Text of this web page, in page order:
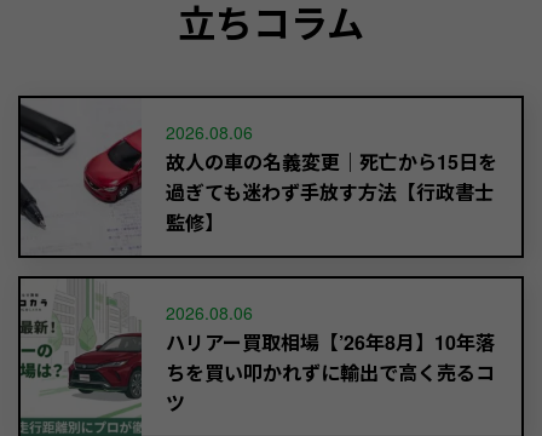
立ちコラム
2026.08.06
故人の車の名義変更｜死亡から15日を
過ぎても迷わず手放す方法【行政書士
監修】
2026.08.06
ハリアー買取相場【’26年8月】10年落
ちを買い叩かれずに輸出で高く売るコ
ツ